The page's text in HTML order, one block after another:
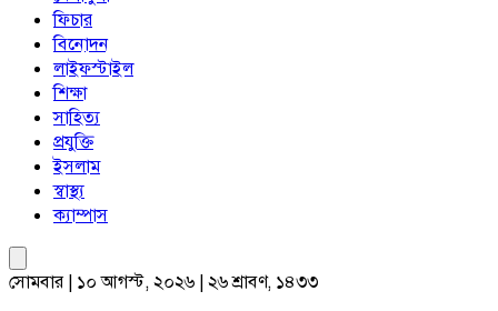
ফিচার
বিনোদন
লাইফস্টাইল
শিক্ষা
সাহিত্য
প্রযুক্তি
ইসলাম
স্বাস্থ্য
ক্যাম্পাস
সোমবার | ১০ আগস্ট, ২০২৬ | ২৬ শ্রাবণ, ১৪৩৩